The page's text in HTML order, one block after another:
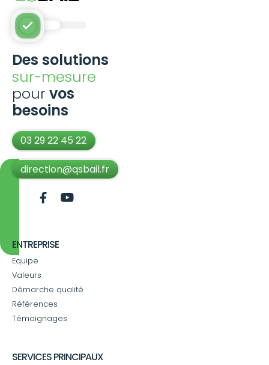
Des solutions
sur-mesure
pour vos
besoins
03 29 22 45 22
direction@qsbail.fr
ENTREPRISE
Equipe
Valeurs
Démarche qualité
Références
Témoignages
SERVICES PRINCIPAUX